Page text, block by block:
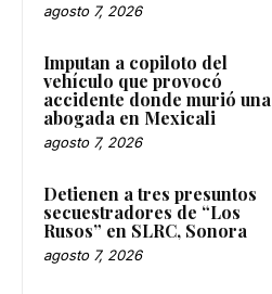
agosto 7, 2026
Imputan a copiloto del
vehículo que provocó
accidente donde murió una
abogada en Mexicali
agosto 7, 2026
Detienen a tres presuntos
secuestradores de “Los
Rusos” en SLRC, Sonora
agosto 7, 2026